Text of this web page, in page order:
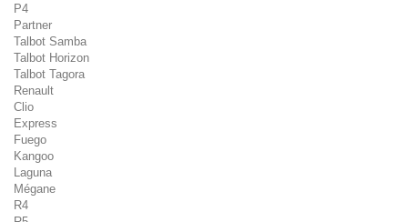
P4
Partner
Talbot Samba
Talbot Horizon
Talbot Tagora
Renault
Clio
Express
Fuego
Kangoo
Laguna
Mégane
R4